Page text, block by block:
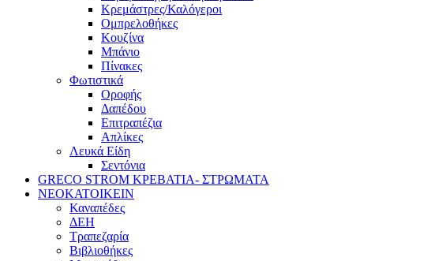
Κρεμάστρες/Καλόγεροι
Ομπρελοθήκες
Κουζίνα
Μπάνιο
Πίνακες
Φωτιστικά
Οροφής
Δαπέδου
Επιτραπέζια
Απλίκες
Λευκά Είδη
Σεντόνια
GRECO STROM ΚΡΕΒΑΤΙΑ- ΣΤΡΩΜΑΤΑ
ΝΕΟΚΑΤΟΙΚΕΙΝ
Καναπέδες
ΔΕΗ
Τραπεζαρία
Βιβλιοθήκες